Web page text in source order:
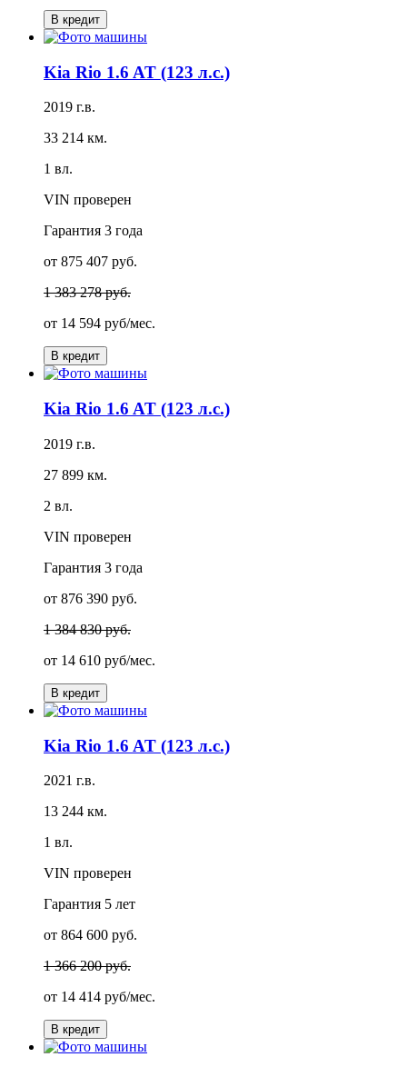
В кредит
Kia Rio 1.6 AT (123 л.с.)
2019 г.в.
33 214 км.
1 вл.
VIN проверен
Гарантия 3 года
от 875 407 руб.
1 383 278 руб.
от 14 594 руб/мес.
В кредит
Kia Rio 1.6 AT (123 л.с.)
2019 г.в.
27 899 км.
2 вл.
VIN проверен
Гарантия 3 года
от 876 390 руб.
1 384 830 руб.
от 14 610 руб/мес.
В кредит
Kia Rio 1.6 AT (123 л.с.)
2021 г.в.
13 244 км.
1 вл.
VIN проверен
Гарантия 5 лет
от 864 600 руб.
1 366 200 руб.
от 14 414 руб/мес.
В кредит